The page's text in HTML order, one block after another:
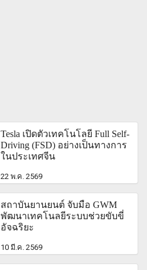
Tesla เปิดตัวเทคโนโลยี Full Self-
Driving (FSD) อย่างเป็นทางการ
ในประเทศจีน
22 พ.ค. 2569
สถาบันยานยนต์ จับมือ GWM
พัฒนาเทคโนลยีระบบช่วยขับขี่
อัจฉริยะ
10 มี.ค. 2569